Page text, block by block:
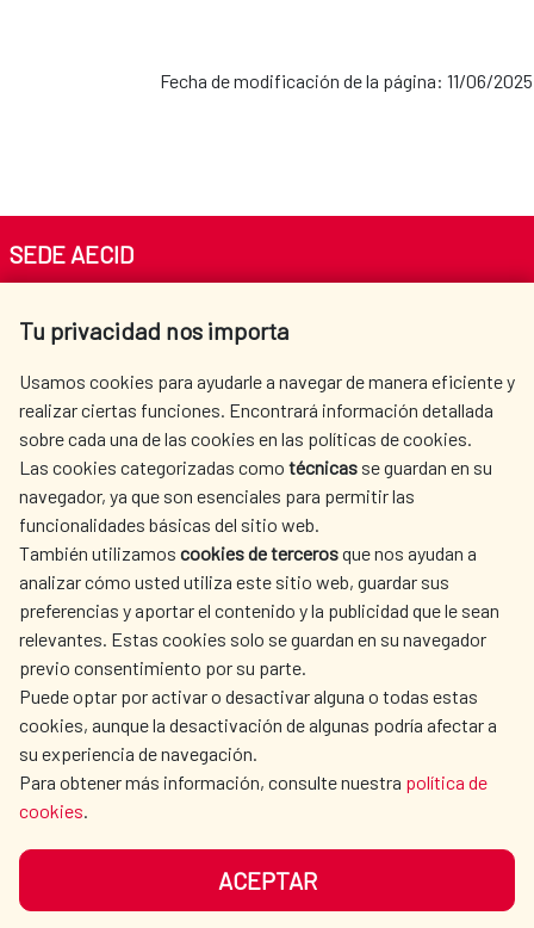
Fecha de modificación de la página: 11/06/2025
Tu privacidad nos importa
Usamos cookies para ayudarle a navegar de manera eficiente y
realizar ciertas funciones. Encontrará información detallada
sobre cada una de las cookies en las políticas de cookies.
Las cookies categorizadas como técnicas se guardan en su
navegador, ya que son esenciales para permitir las
funcionalidades básicas del sitio web.
También utilizamos cookies de tercerosque nos ayudan a
analizar cómo usted utiliza este sitio web, guardar sus
preferencias y aportar el contenido y la publicidad que le sean
relevantes. Estas cookies solo se guardan en su navegador
previo consentimiento por su parte.
Puede optar por activar o desactivar alguna o todas estas
cookies, aunque la desactivación de algunas podría afectar a
su experiencia de navegación.
Para obtener más información, consulte nuestra política de
cookies.
ACEPTAR
SEDE AECID
Tel. +34 900 20 30 54​​​​​​​
AECID
WHERE DO WE COOPERATE?
SPANISH HUMANITARIAN
ACTION
PRESS ROOM
CULTURE AND SCIENCE LIBRARY
OUR SOCIAL MEDIA
DATA PROTECTION